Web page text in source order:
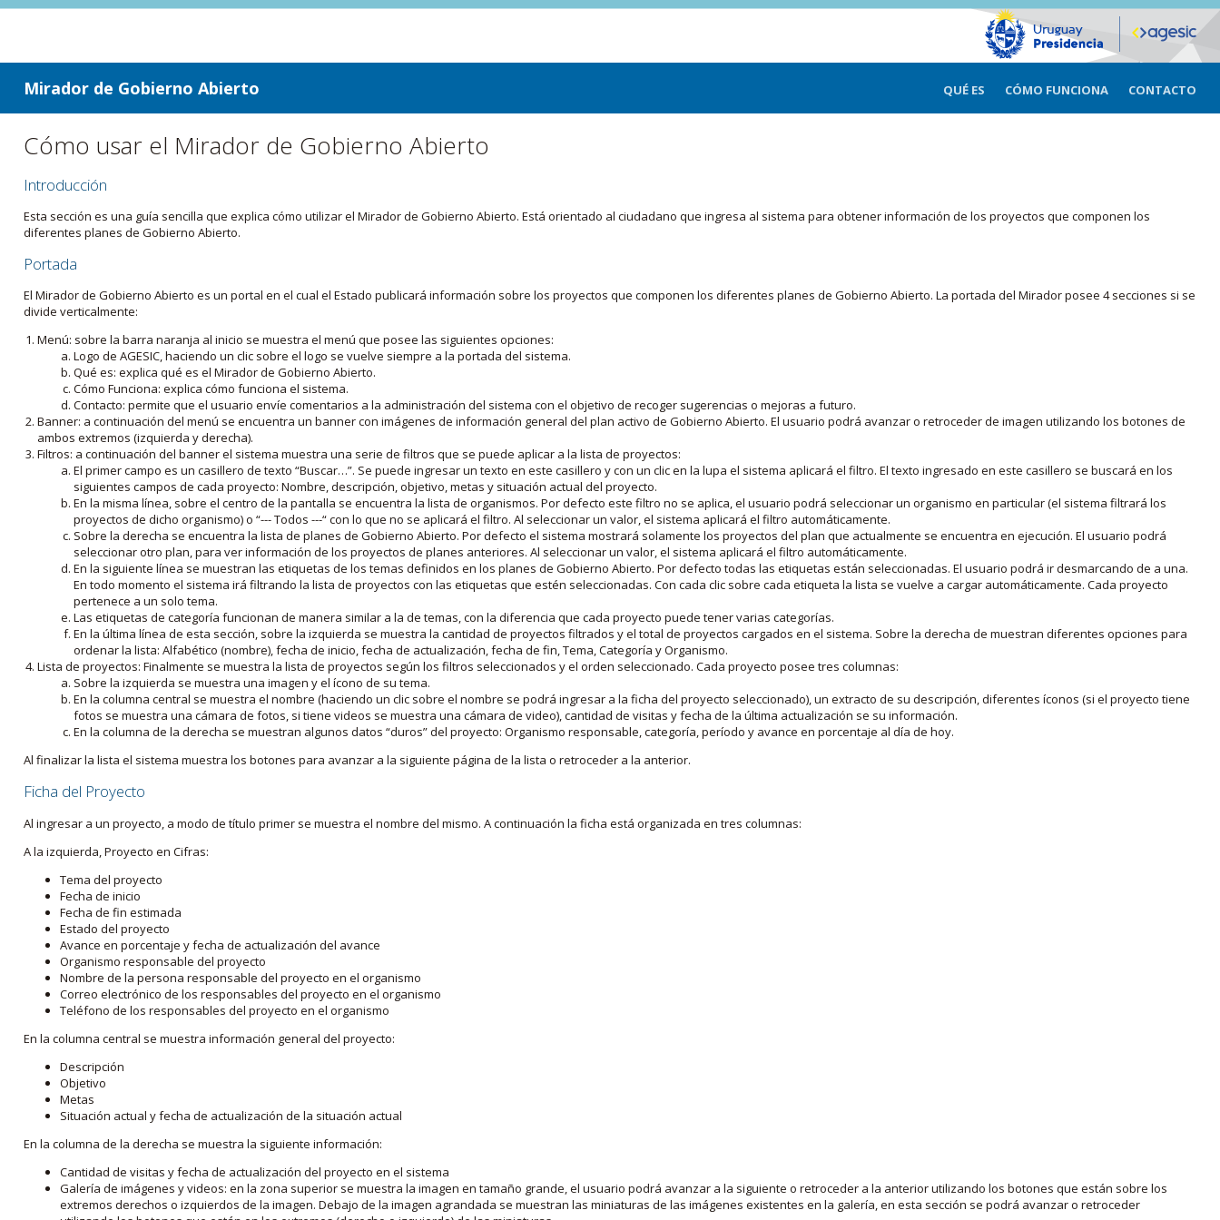
ir a contenido
ir al menú
Mirador de Gobierno Abierto QUÉ ES CÓMO FUNCIONA CONTACTO
Cómo usar el Mirador de Gobierno Abierto
Introducción
Esta sección es una guía sencilla que explica cómo utilizar el Mirador de Gobierno Abierto. Está orientado al ciudadano que ingresa al sistema para obtener información de los proyectos que componen los
diferentes planes de Gobierno Abierto.
Portada
El Mirador de Gobierno Abierto es un portal en el cual el Estado publicará información sobre los proyectos que componen los diferentes planes de Gobierno Abierto. La portada del Mirador posee 4 secciones si se
divide verticalmente:
Menú: sobre la barra naranja al inicio se muestra el menú que posee las siguientes opciones:
Logo de AGESIC, haciendo un clic sobre el logo se vuelve siempre a la portada del sistema.
Qué es: explica qué es el Mirador de Gobierno Abierto.
Cómo Funciona: explica cómo funciona el sistema.
Contacto: permite que el usuario envíe comentarios a la administración del sistema con el objetivo de recoger sugerencias o mejoras a futuro.
Banner: a continuación del menú se encuentra un banner con imágenes de información general del plan activo de Gobierno Abierto. El usuario podrá avanzar o retroceder de imagen utilizando los botones de
ambos extremos (izquierda y derecha).
Filtros: a continuación del banner el sistema muestra una serie de filtros que se puede aplicar a la lista de proyectos:
El primer campo es un casillero de texto “Buscar…”. Se puede ingresar un texto en este casillero y con un clic en la lupa el sistema aplicará el filtro. El texto ingresado en este casillero se buscará en los
siguientes campos de cada proyecto: Nombre, descripción, objetivo, metas y situación actual del proyecto.
En la misma línea, sobre el centro de la pantalla se encuentra la lista de organismos. Por defecto este filtro no se aplica, el usuario podrá seleccionar un organismo en particular (el sistema filtrará los
proyectos de dicho organismo) o “--- Todos ---“ con lo que no se aplicará el filtro. Al seleccionar un valor, el sistema aplicará el filtro automáticamente.
Sobre la derecha se encuentra la lista de planes de Gobierno Abierto. Por defecto el sistema mostrará solamente los proyectos del plan que actualmente se encuentra en ejecución. El usuario podrá
seleccionar otro plan, para ver información de los proyectos de planes anteriores. Al seleccionar un valor, el sistema aplicará el filtro automáticamente.
En la siguiente línea se muestran las etiquetas de los temas definidos en los planes de Gobierno Abierto. Por defecto todas las etiquetas están seleccionadas. El usuario podrá ir desmarcando de a una.
En todo momento el sistema irá filtrando la lista de proyectos con las etiquetas que estén seleccionadas. Con cada clic sobre cada etiqueta la lista se vuelve a cargar automáticamente. Cada proyecto
pertenece a un solo tema.
Las etiquetas de categoría funcionan de manera similar a la de temas, con la diferencia que cada proyecto puede tener varias categorías.
En la última línea de esta sección, sobre la izquierda se muestra la cantidad de proyectos filtrados y el total de proyectos cargados en el sistema. Sobre la derecha de muestran diferentes opciones para
ordenar la lista: Alfabético (nombre), fecha de inicio, fecha de actualización, fecha de fin, Tema, Categoría y Organismo.
Lista de proyectos: Finalmente se muestra la lista de proyectos según los filtros seleccionados y el orden seleccionado. Cada proyecto posee tres columnas:
Sobre la izquierda se muestra una imagen y el ícono de su tema.
En la columna central se muestra el nombre (haciendo un clic sobre el nombre se podrá ingresar a la ficha del proyecto seleccionado), un extracto de su descripción, diferentes íconos (si el proyecto tiene
fotos se muestra una cámara de fotos, si tiene videos se muestra una cámara de video), cantidad de visitas y fecha de la última actualización se su información.
En la columna de la derecha se muestran algunos datos “duros” del proyecto: Organismo responsable, categoría, período y avance en porcentaje al día de hoy.
Al finalizar la lista el sistema muestra los botones para avanzar a la siguiente página de la lista o retroceder a la anterior.
Ficha del Proyecto
Al ingresar a un proyecto, a modo de título primer se muestra el nombre del mismo. A continuación la ficha está organizada en tres columnas:
A la izquierda, Proyecto en Cifras:
Tema del proyecto
Fecha de inicio
Fecha de fin estimada
Estado del proyecto
Avance en porcentaje y fecha de actualización del avance
Organismo responsable del proyecto
Nombre de la persona responsable del proyecto en el organismo
Correo electrónico de los responsables del proyecto en el organismo
Teléfono de los responsables del proyecto en el organismo
En la columna central se muestra información general del proyecto:
Descripción
Objetivo
Metas
Situación actual y fecha de actualización de la situación actual
En la columna de la derecha se muestra la siguiente información:
Cantidad de visitas y fecha de actualización del proyecto en el sistema
Galería de imágenes y videos: en la zona superior se muestra la imagen en tamaño grande, el usuario podrá avanzar a la siguiente o retroceder a la anterior utilizando los botones que están sobre los
extremos derechos o izquierdos de la imagen. Debajo de la imagen agrandada se muestran las miniaturas de las imágenes existentes en la galería, en esta sección se podrá avanzar o retroceder